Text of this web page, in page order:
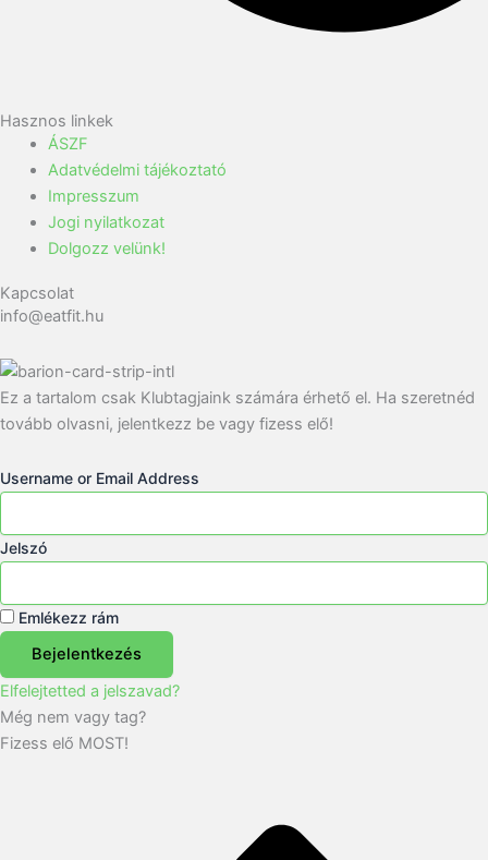
Hasznos linkek
ÁSZF
Adatvédelmi tájékoztató
Impresszum
Jogi nyilatkozat
Dolgozz velünk!
Kapcsolat
info@eatfit.hu
Ez a tartalom csak Klubtagjaink számára érhető el. Ha szeretnéd
tovább olvasni, jelentkezz be vagy fizess elő!
Username or Email Address
Jelszó
Emlékezz rám
Bejelentkezés
Elfelejtetted a jelszavad?
Még nem vagy tag?
Fizess elő MOST!